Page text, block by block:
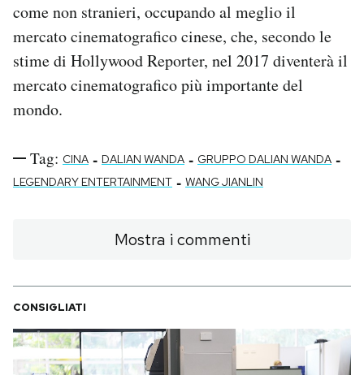
come non stranieri, occupando al meglio il
mercato cinematografico cinese, che, secondo le
stime di Hollywood Reporter, nel 2017 diventerà il
mercato cinematografico più importante del
mondo.
Tag: CINA - DALIAN WANDA - GRUPPO DALIAN WANDA -
LEGENDARY ENTERTAINMENT - WANG JIANLIN
Mostra i commenti
CONSIGLIATI